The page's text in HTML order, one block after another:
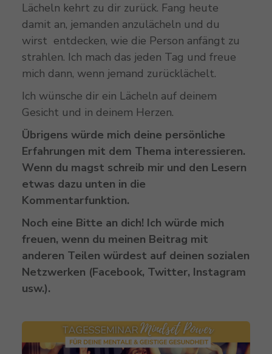
Lächeln kehrt zu dir zurück. Fang heute
damit an, jemanden anzulächeln und du
wirst entdecken, wie die Person anfängt zu
strahlen. Ich mach das jeden Tag und freue
mich dann, wenn jemand zurücklächelt.
Ich wünsche dir ein Lächeln auf deinem
Gesicht und in deinem Herzen.
Übrigens würde mich deine persönliche
Erfahrungen mit dem Thema interessieren.
Wenn du magst schreib mir und den Lesern
etwas dazu unten in die
Kommentarfunktion.
Noch eine Bitte an dich! Ich würde mich
freuen, wenn du meinen Beitrag mit
anderen Teilen würdest auf deinen sozialen
Netzwerken (Facebook, Twitter, Instagram
usw.).